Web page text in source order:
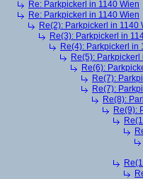
Re: Parkpickerl in 1140 Wien
Re: Parkpickerl in 1140 Wien
Re(2): Parkpickerl in 1140
Re(3): Parkpickerl in
Re(4): Parkpickerl in
Re(5): Parkpickerl
Re(6):
Re(7):
Re(7):
Re(8):
Re(9):